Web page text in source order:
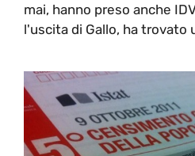
mai, hanno preso anche
l'uscita di Gallo, ha trovato